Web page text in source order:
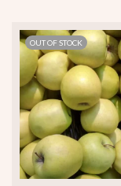
OUT OF STOCK